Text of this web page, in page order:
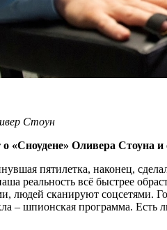
Стоун
«Сноудене» Оливера Стоуна
пятилетка, наконец,
реальность всё быстрее
людей сканируют соцсетями.
– шпионская программа. Есть